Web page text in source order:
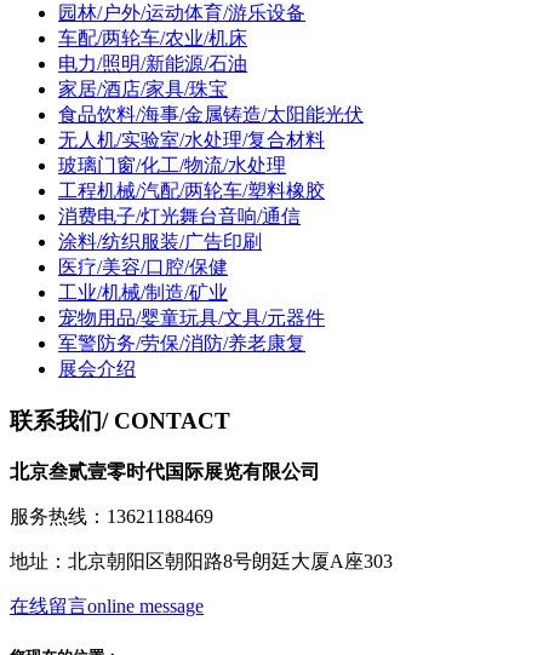
园林/户外/运动体育/游乐设备
车配/两轮车/农业/机床
电力/照明/新能源/石油
家居/酒店/家具/珠宝
食品饮料/海事/金属铸造/太阳能光伏
无人机/实验室/水处理/复合材料
玻璃门窗/化工/物流/水处理
工程机械/汽配/两轮车/塑料橡胶
消费电子/灯光舞台音响/通信
涂料/纺织服装/广告印刷
医疗/美容/口腔/保健
工业/机械/制造/矿业
宠物用品/婴童玩具/文具/元器件
军警防务/劳保/消防/养老康复
展会介绍
联系我们/ CONTACT
北京叁贰壹零时代国际展览有限公司
服务热线：13621188469
地址：北京朝阳区朝阳路8号朗廷大厦A座303
在线留言online message